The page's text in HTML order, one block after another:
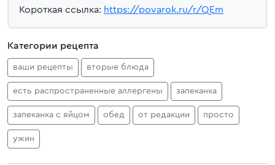
Короткая ссылка: https://povarok.ru/r/QEm
Категории рецепта
ваши рецепты вторые блюда
есть распространенные аллергены запеканка
запеканка с яйцом обед от редакции просто
ужин